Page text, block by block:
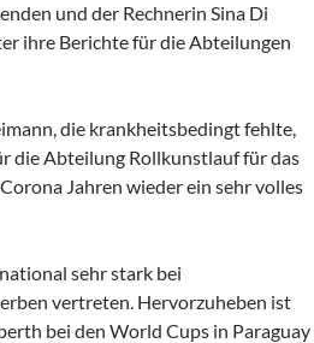
und der Rechnerin Sina Di
ihre Berichte für die Abteilungen
die krankheitsbedingt fehlte,
die Abteilung Rollkunstlauf für das
Jahren wieder ein sehr volles
sehr stark bei
vertreten. Hervorzuheben ist
bei den World Cups in Paraguay